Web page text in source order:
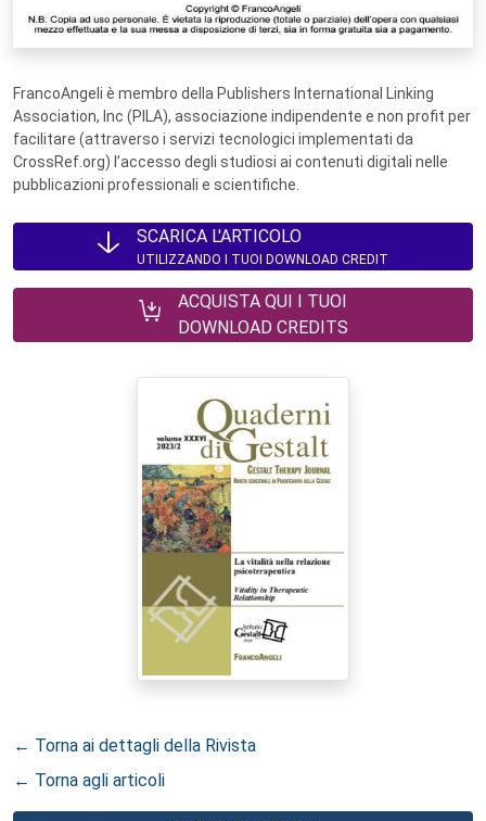
FrancoAngeli è membro della Publishers International Linking
Association, Inc (PILA), associazione indipendente e non profit per
facilitare (attraverso i servizi tecnologici implementati da
CrossRef.org) l’accesso degli studiosi ai contenuti digitali nelle
pubblicazioni professionali e scientifiche.
SCARICA L'ARTICOLO
UTILIZZANDO I TUOI DOWNLOAD CREDIT
ACQUISTA QUI I TUOI
DOWNLOAD CREDITS
← Torna ai dettagli della Rivista
← Torna agli articoli